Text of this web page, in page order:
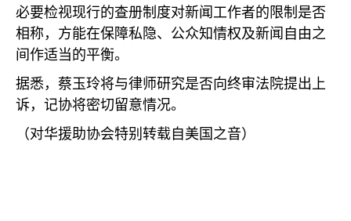
必要检视现行的查册制度对新闻工作者的限制是否
相称，方能在保障私隐、公众知情权及新闻自由之
间作适当的平衡。
据悉，蔡玉玲将与律师研究是否向终审法院提出上
诉，记协将密切留意情况。
（对华援助协会特别转载自美国之音）